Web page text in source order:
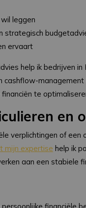
leggen
strategisch
ervaart
help ik bedrijven
te
en
verplichtingen of
mijn expertise help ik
aan een stabiele